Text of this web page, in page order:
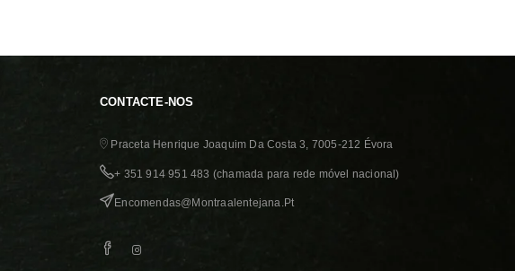
CONTACTE-NOS
Praceta Henrique Joaquim Da Costa 3, 7005-212 Évora
+ 351 914 951 483 (chamada para rede móvel nacional)
Encomendas@montraalentejana.pt